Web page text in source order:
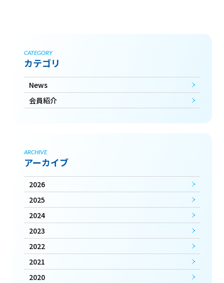
CATEGORY
カテゴリ
News
会員紹介
ARCHIVE
アーカイブ
2026
2025
2024
2023
2022
2021
2020